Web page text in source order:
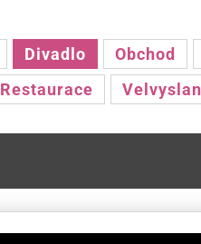
Divadlo
Obchod
Restaurace